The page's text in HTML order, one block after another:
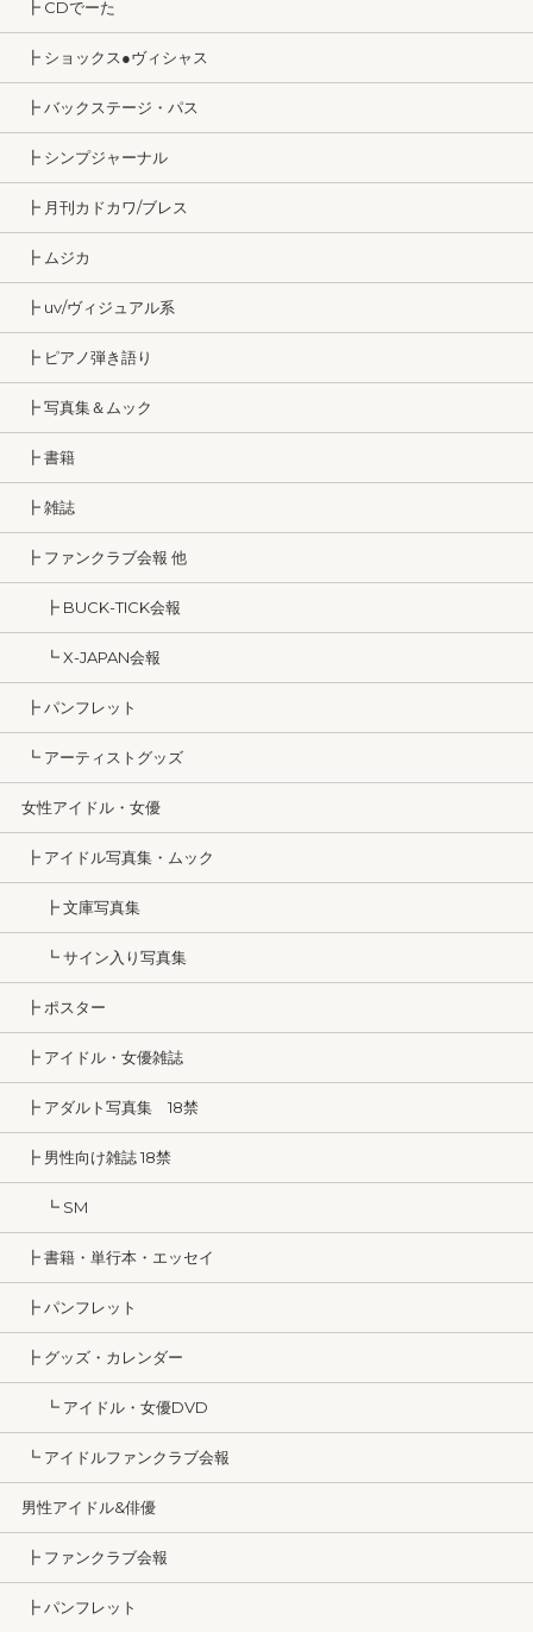
┣ CDでーた
┣ ショックス●ヴィシャス
┣ バックステージ・パス
┣ シンプジャーナル
┣ 月刊カドカワ/ブレス
┣ ムジカ
┣ uv/ヴィジュアル系
┣ ピアノ弾き語り
┣ 写真集＆ムック
┣ 書籍
┣ 雑誌
┣ ファンクラブ会報 他
┣ BUCK-TICK会報
┗ X-JAPAN会報
┣ パンフレット
┗ アーティストグッズ
女性アイドル・女優
┣ アイドル写真集・ムック
┣ 文庫写真集
┗ サイン入り写真集
┣ ポスター
┣ アイドル・女優雑誌
┣ アダルト写真集 18禁
┣ 男性向け雑誌 18禁
┗ SM
┣ 書籍・単行本・エッセイ
┣ パンフレット
┣ グッズ・カレンダー
┗ アイドル・女優DVD
┗ アイドルファンクラブ会報
男性アイドル&俳優
┣ ファンクラブ会報
┣ パンフレット